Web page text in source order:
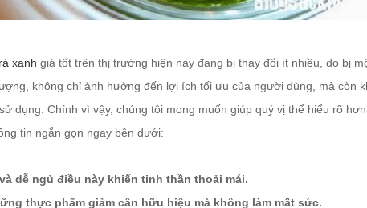
xanh giá tốt trên thị trường hiện nay đang bị thay đổi ít nhiều, do bị
không chỉ ảnh hưởng đến lợi ích tối ưu của người dùng, mà còn
dụng. Chính vì vậy, chúng tôi mong muốn giúp quý vị thể hiểu rõ
tin ngắn gọn ngay bên dưới:
dễ ngủ điều này khiến tinh thần thoải mái.
thực phẩm giảm cân hữu hiệu mà không làm mất sức.